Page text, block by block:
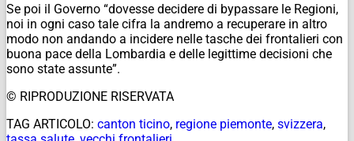
Se poi il Governo “dovesse decidere di bypassare le Regioni,
noi in ogni caso tale cifra la andremo a recuperare in altro
modo non andando a incidere nelle tasche dei frontalieri con
buona pace della Lombardia e delle legittime decisioni che
sono state assunte”.
© RIPRODUZIONE RISERVATA
TAG ARTICOLO: canton ticino, regione piemonte, svizzera,